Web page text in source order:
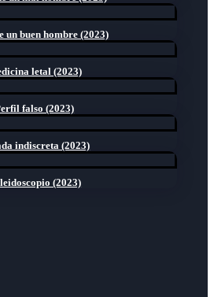
un buen hombre (2023)
letal (2023)
falso (2023)
indiscreta (2023)
(2023)